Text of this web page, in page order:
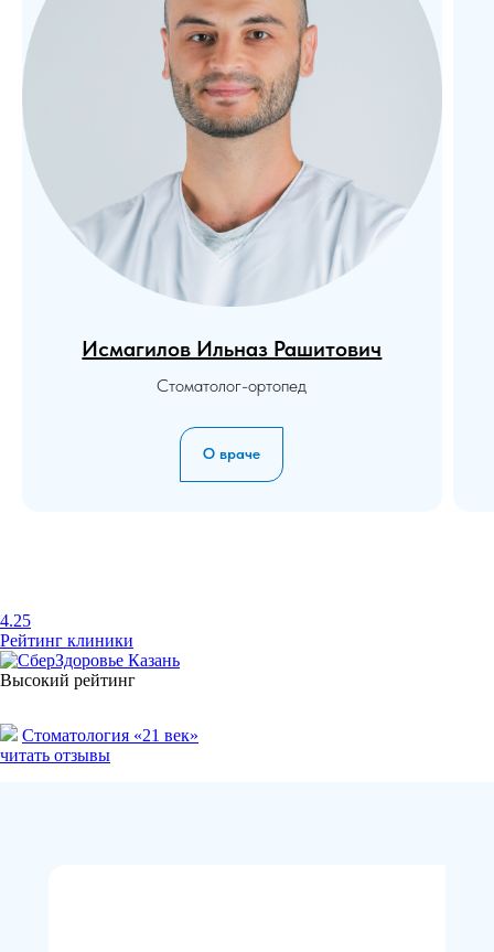
Исмагилов Ильназ Рашитович
Стоматолог-ортопед
О враче
4.25
Рейтинг клиники
Высокий рейтинг
Стоматология «21 век»
читать отзывы